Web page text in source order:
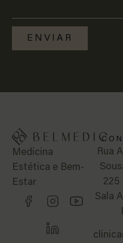
Medicina
Estética e Bem-
Estar
Rua
225
Sala
ENVIAR